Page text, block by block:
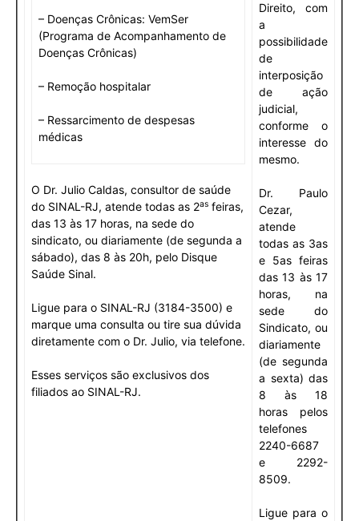
– Doenças Crônicas: VemSer
(Programa de Acompanhamento de
Doenças Crônicas)
– Remoção hospitalar
– Ressarcimento de despesas
médicas
O Dr. Julio Caldas, consultor de saúde
do SINAL-RJ, atende todas as 2as feiras,
das 13 às 17 horas, na sede do
sindicato, ou diariamente (de segunda a
sábado), das 8 às 20h, pelo Disque
Saúde Sinal.
Ligue para o SINAL-RJ (3184-3500) e
marque uma consulta ou tire sua dúvida
diretamente com o Dr. Julio, via telefone.
Esses serviços são exclusivos dos
filiados ao SINAL-RJ.
Direito, com
a
possibilidade
de
interposição
de ação
judicial,
conforme o
interesse do
mesmo.
Dr. Paulo
Cezar,
atende
todas as 3as
e 5as feiras
das 13 às 17
horas, na
sede do
Sindicato, ou
diariamente
(de segunda
a sexta) das
8 às 18
horas pelos
telefones
2240-6687
e 2292-
8509.
Ligue para o